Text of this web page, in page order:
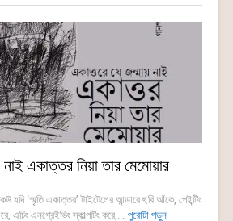
একাত্তর নিয়া তার মেমোয়ার
যদি ‘স্মৃতি একাত্তর’ টাইটেলের আন্ডারে ছবি আঁকে, পেইন্টিং
এচিং এনগ্রেইভিং স্কাল্পটিং করে,... পুরোটা পড়ুন